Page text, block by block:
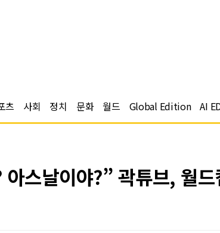
츠 사회 정치 문화 월드 Global Edition AI
스날이야?” 곽튜브, 월